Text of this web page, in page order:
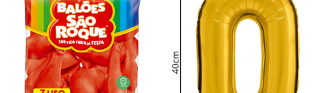
SAO ROQUE
Balao Liso 7.0 Rosa Baby
C/50 Sao Roque - Pacote
INDISPONÍVEL